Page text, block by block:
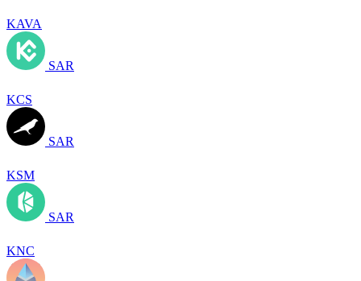
KAVA
SAR
KCS
SAR
KSM
SAR
KNC